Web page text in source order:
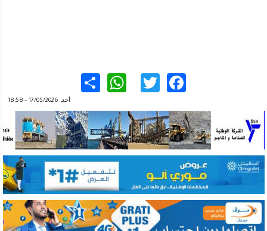
Facebook
Twitter
WhatsApp
أحد, 17/05/2026 - 18:58